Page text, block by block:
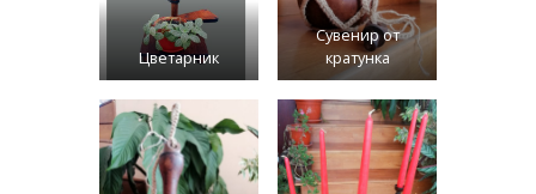
Цветарник
Сувенир от
кратунка